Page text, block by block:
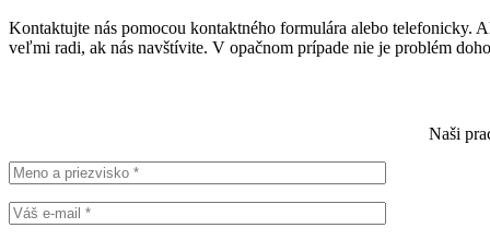
Kontaktujte nás pomocou kontaktného formulára alebo telefonicky.
veľmi radi, ak nás navštívite. V opačnom prípade nie je problém
Naši